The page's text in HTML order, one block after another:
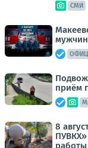
СМИ
приём
8